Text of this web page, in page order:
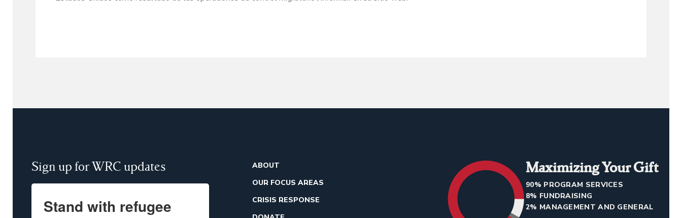
Sign up for WRC updates
Stand with refugee
ABOUT
OUR FOCUS AREAS
CRISIS RESPONSE
Maximizing Your Gift
90% PROGRAM SERVICES
8% FUNDRAISING
2% MANAGEMENT AND GENERAL